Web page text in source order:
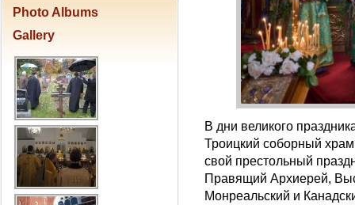
В дни великого
Троицкий соборный
свой престольный
Правящий Архиерей,
Монреальский и
Photo Albums
Gallery